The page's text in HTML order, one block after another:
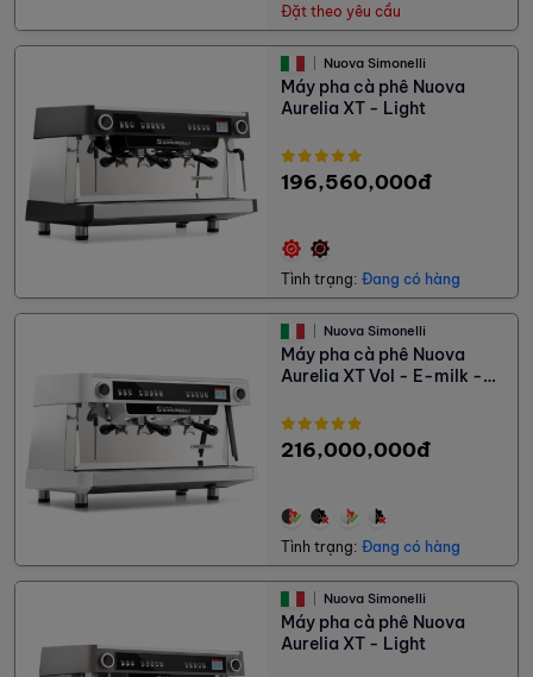
Đặt theo yêu cầu
Nuova Simonelli
Máy pha cà phê Nuova
Aurelia XT - Light
196,560,000đ
Tình trạng: Đang có hàng
Nuova Simonelli
Máy pha cà phê Nuova
Aurelia XT Vol - E-milk -
216,000,000đ
Tình trạng: Đang có hàng
Nuova Simonelli
Máy pha cà phê Nuova
Aurelia XT - Light